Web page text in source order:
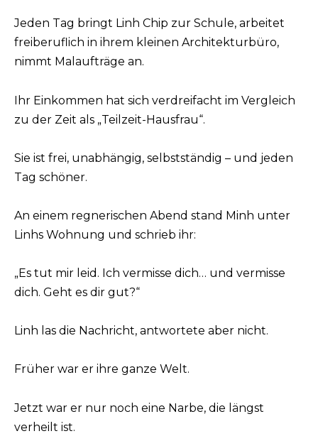
Jeden Tag bringt Linh Chip zur Schule, arbeitet
freiberuflich in ihrem kleinen Architekturbüro,
nimmt Malaufträge an.
Ihr Einkommen hat sich verdreifacht im Vergleich
zu der Zeit als „Teilzeit-Hausfrau“.
Sie ist frei, unabhängig, selbstständig – und jeden
Tag schöner.
An einem regnerischen Abend stand Minh unter
Linhs Wohnung und schrieb ihr:
„Es tut mir leid. Ich vermisse dich… und vermisse
dich. Geht es dir gut?“
Linh las die Nachricht, antwortete aber nicht.
Früher war er ihre ganze Welt.
Jetzt war er nur noch eine Narbe, die längst
verheilt ist.